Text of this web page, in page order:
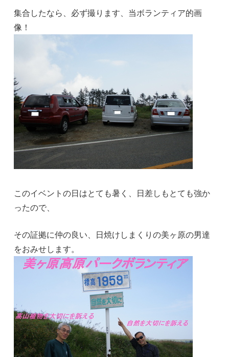
集合したなら、必ず撮ります、当ボランティア的画
像！
このイベントの日はとても暑く、日差しもとても強か
ったので、
その証拠に仲の良い、日焼けしまくりの美ヶ原の男達
をおみせします。